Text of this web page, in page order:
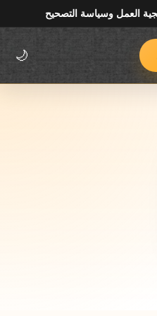
العمل وسياسة التصحيح
🌙